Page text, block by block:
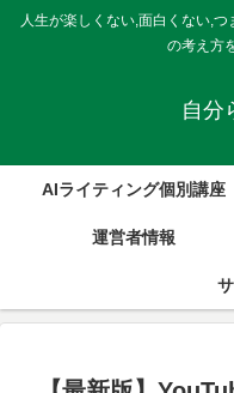
人生が楽しくない,面白くない,
の考え方
自分
AIライティング個別講座
運営者情報